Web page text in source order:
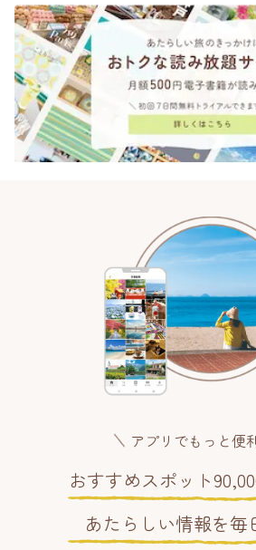
アプリでもっと便
おすすめスポット
あたらしい情報を毎